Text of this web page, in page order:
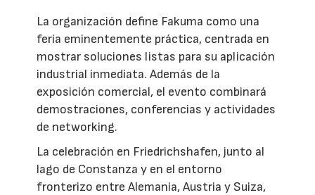
La organización define Fakuma como una
feria eminentemente práctica, centrada en
mostrar soluciones listas para su aplicación
industrial inmediata. Además de la
exposición comercial, el evento combinará
demostraciones, conferencias y actividades
de networking.
La celebración en Friedrichshafen, junto al
lago de Constanza y en el entorno
fronterizo entre Alemania, Austria y Suiza,